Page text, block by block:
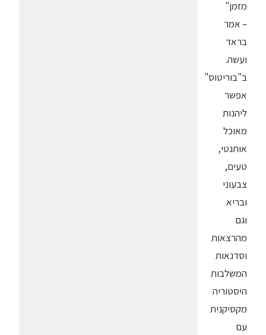
מזמן"
– אמר
בראד
ועשה.
ב"בוריטוס"
אפשר
ליהנות
מאוכל
אותנטי,
טעים,
צבעוני
ובריא
וגם
מהרצאות
וסדנאות
המשלבות
היסטוריה
מקסיקנית
עם